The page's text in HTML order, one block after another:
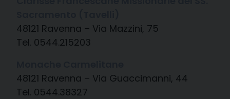
48121 Ravenna – Via Mazzini, 75
Tel. 0544.215203
48121 Ravenna – Via Guaccimanni, 44
Tel. 0544.38327